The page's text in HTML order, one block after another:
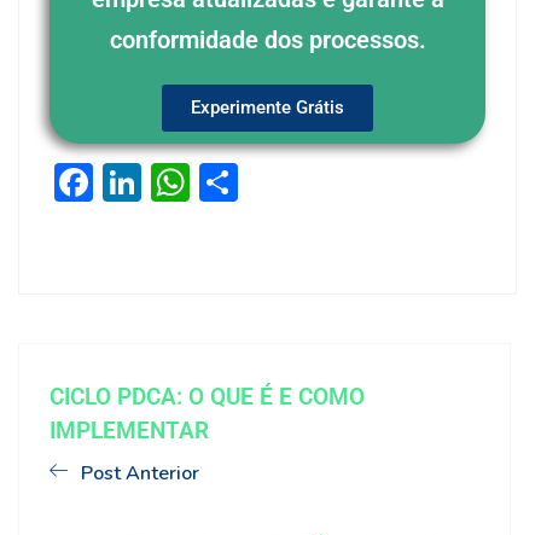
conformidade dos processos.
Experimente Grátis
Facebook
LinkedIn
WhatsApp
CICLO PDCA: O QUE É E COMO
IMPLEMENTAR
Post Anterior